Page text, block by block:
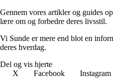
Gennem vores artikler og guides
lære om og forbedre deres livsstil.
Vi Sunde er mere end blot en
deres hverdag.
Del og vis hjerte
X
Facebook Instagram